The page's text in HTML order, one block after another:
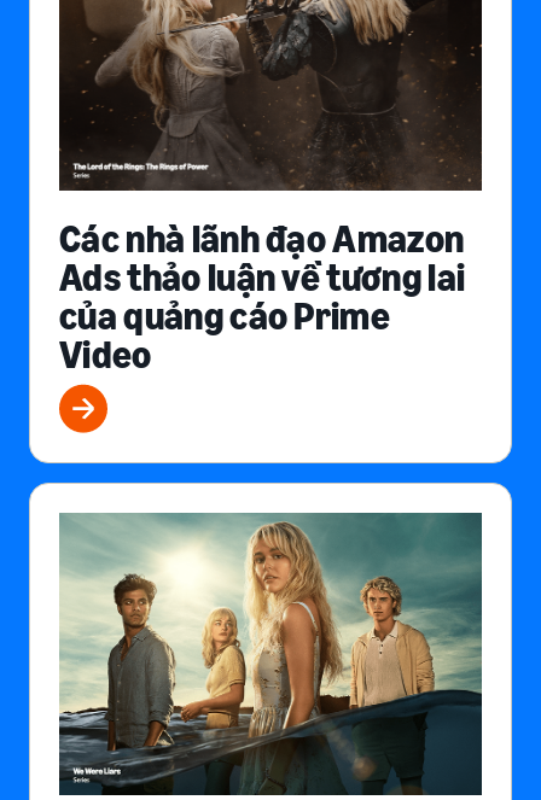
Các nhà lãnh đạo Amazon
Ads thảo luận về tương lai
của quảng cáo Prime
Video